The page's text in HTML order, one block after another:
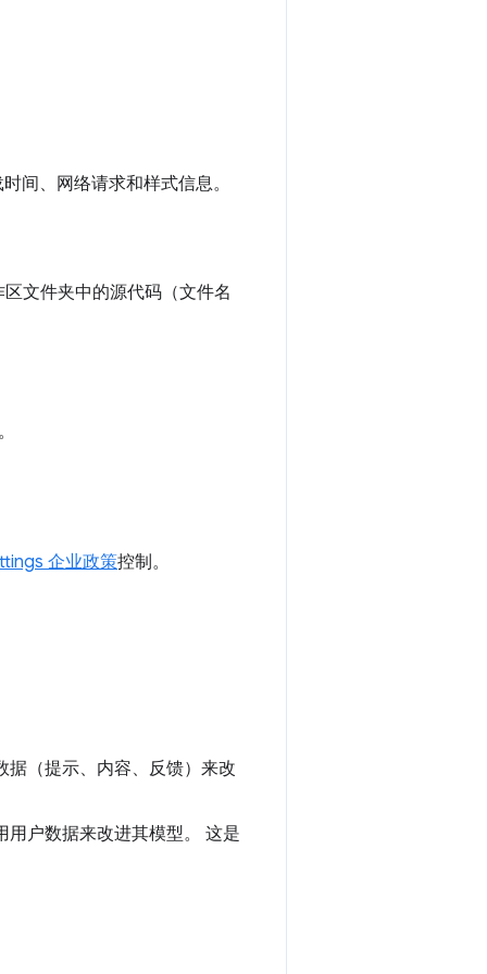
间、网络请求和样式信息。
文件夹中的源代码（文件名
企业政策控制。
（提示、内容、反馈）来改
户数据来改进其模型。 这是